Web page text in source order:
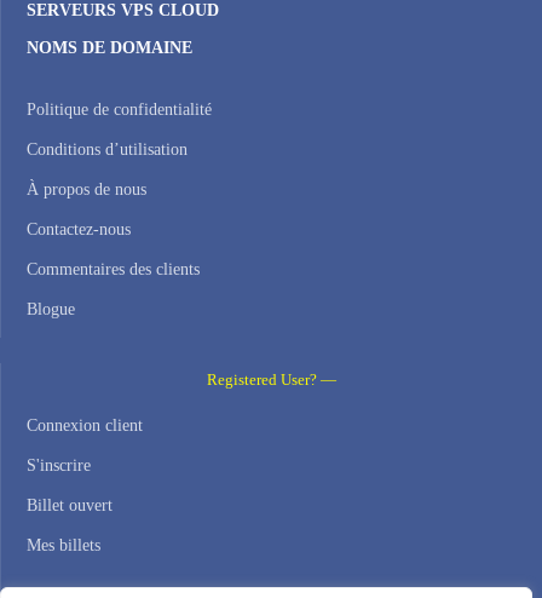
SERVEURS VPS CLOUD
NOMS DE DOMAINE
Politique de confidentialité
Conditions d’utilisation
À propos de nous
Contactez-nous
Commentaires des clients
Blogue
Registered User? —
Connexion client
S'inscrire
Billet ouvert
Mes billets